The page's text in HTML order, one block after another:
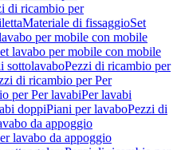
di ricambio per
Materiale di fissaggioSet
per mobile con mobile
lavabo per mobile con mobile
sottolavaboPezzi di ricambio per
di ricambio per Per
per Per lavabiPer lavabi
doppiPiani per lavaboPezzi di
da appoggio
lavabo da appoggio